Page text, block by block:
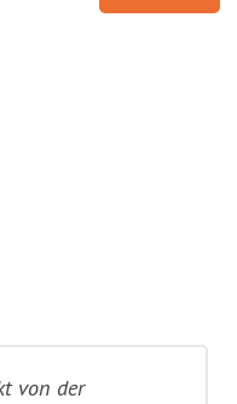
von der